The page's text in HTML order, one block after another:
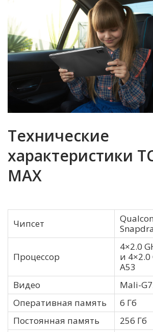
Технические
характеристики
MAX
Чипсет
Процессор
4×2.0
и 4×2.0
A53
Видео
Mali-
Оперативная память
6 Гб
Постоянная память
256 Гб